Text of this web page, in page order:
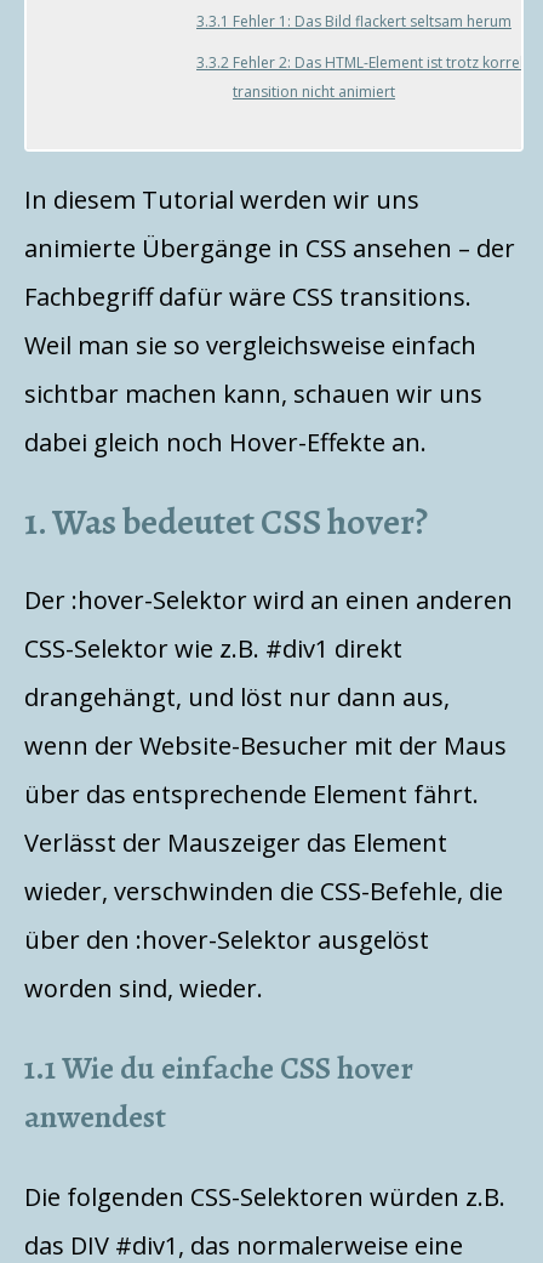
3.3.1 Fehler 1: Das Bild flackert seltsam herum
3.3.2 Fehler 2: Das HTML-Element ist trotz
transition nicht animiert
In diesem Tutorial werden wir uns
animierte Übergänge in CSS ansehen – der
Fachbegriff dafür wäre CSS transitions.
Weil man sie so vergleichsweise einfach
sichtbar machen kann, schauen wir uns
dabei gleich noch Hover-Effekte an.
1. Was bedeutet CSS hover?
Der :hover-Selektor wird an einen anderen
CSS-Selektor wie z.B. #div1 direkt
drangehängt, und löst nur dann aus,
wenn der Website-Besucher mit der Maus
über das entsprechende Element fährt.
Verlässt der Mauszeiger das Element
wieder, verschwinden die CSS-Befehle, die
über den :hover-Selektor ausgelöst
worden sind, wieder.
1.1 Wie du einfache CSS hover
anwendest
Die folgenden CSS-Selektoren würden z.B.
das DIV #div1, das normalerweise eine